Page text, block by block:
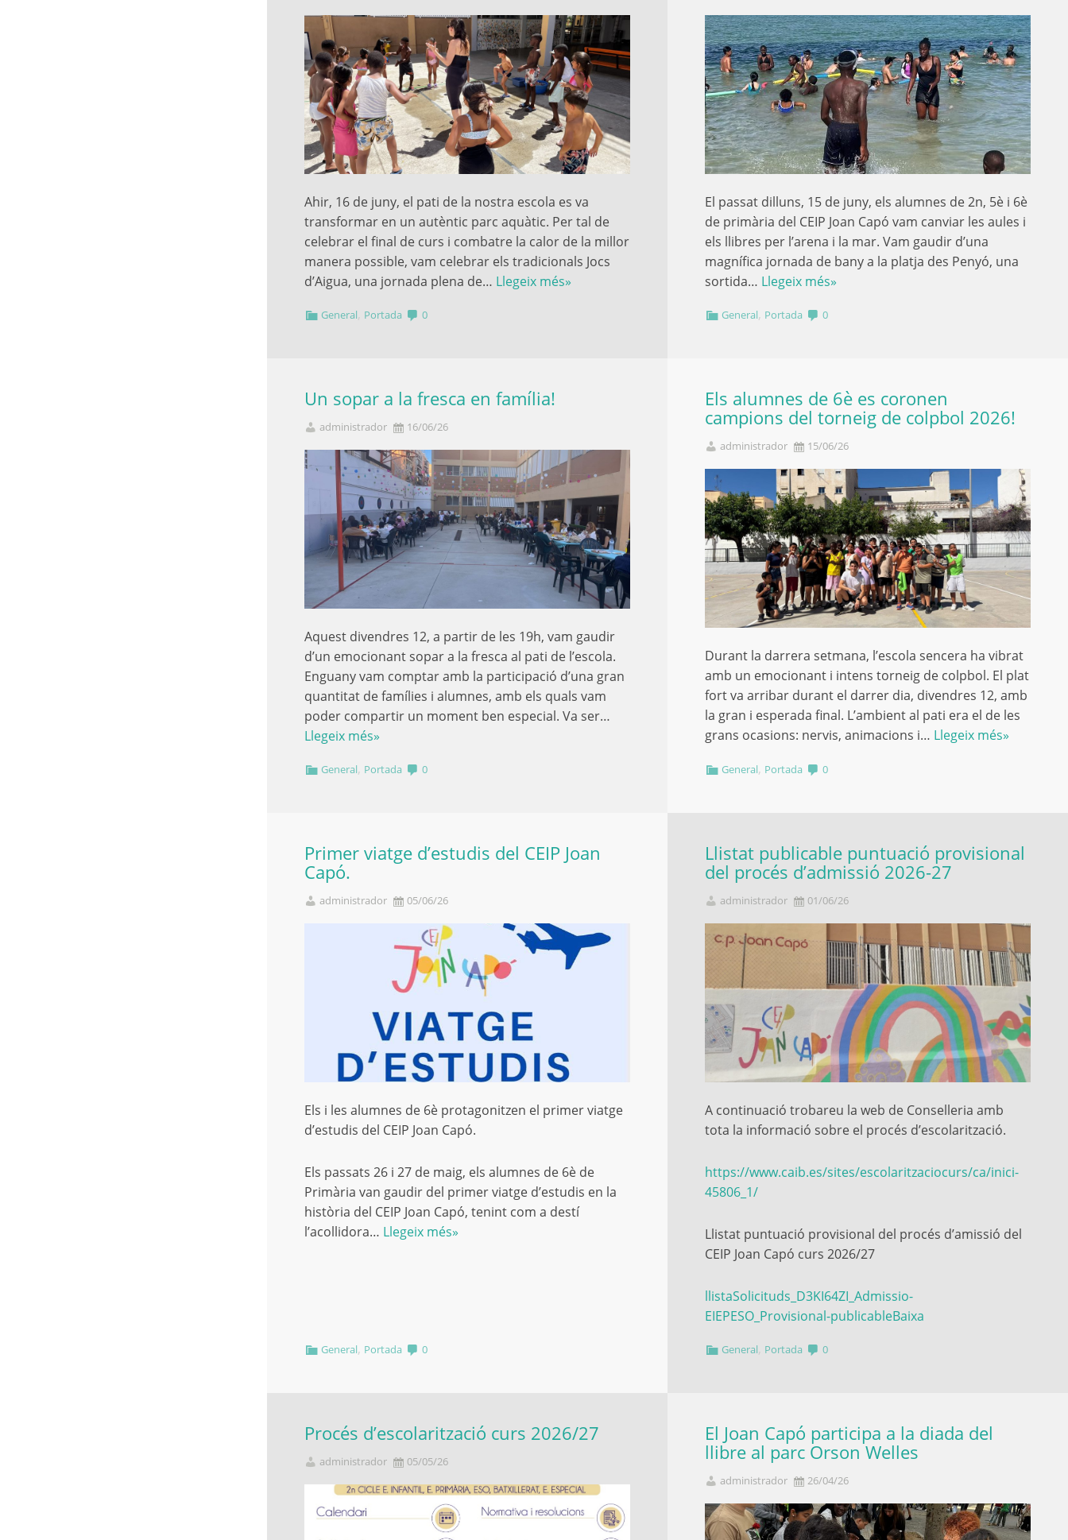
Ahir, 16 de juny, el pati de la nostra escola es va
transformar en un autèntic parc aquàtic. Per tal de
celebrar el final de curs i combatre la calor de la millor
manera possible, vam celebrar els tradicionals Jocs
d’Aigua, una jornada plena de… Llegeix més»
General Portada 0
El passat dilluns, 15 de juny, els alumnes de 2n, 5è i 6è
de primària del CEIP Joan Capó vam canviar les aules i
els llibres per l’arena i la mar. Vam gaudir d’una
magnífica jornada de bany a la platja des Penyó, una
sortida… Llegeix més»
General, Portada 0
Un sopar a la fresca en família!
administrador 16/06/26
Aquest divendres 12, a partir de les 19h, vam gaudir
d’un emocionant sopar a la fresca al pati de l’escola.
Enguany vam comptar amb la participació d’una gran
quantitat de famílies i alumnes, amb els quals vam
poder compartir un moment ben especial. Va ser…
Llegeix més»
General, Portada 0
Els alumnes de 6è es coronen
campions del torneig de colpbol 2026!
administrador 15/06/26
Durant la darrera setmana, l’escola sencera ha vibrat
amb un emocionant i intens torneig de colpbol. El plat
fort va arribar durant el darrer dia, divendres 12, amb
la gran i esperada final. L’ambient al pati era el de les
grans ocasions: nervis, animacions i… Llegeix més»
General, Portada 0
Primer viatge d’estudis del CEIP Joan
Capó.
administrador 05/06/26
Els i les alumnes de 6è protagonitzen el primer viatge
d’estudis del CEIP Joan Capó.
Els passats 26 i 27 de maig, els alumnes de 6è de
Primària van gaudir del primer viatge d’estudis en la
història del CEIP Joan Capó, tenint com a destí
l’acollidora… Llegeix més»
General, Portada 0
Llistat publicable puntuació provisional
del procés d’admissió 2026-27
administrador 01/06/26
A continuació trobareu la web de Conselleria amb
tota la informació sobre el procés d’escolarització.
https://www.caib.es/sites/escolaritzaciocurs/ca/inici-
45806_1/
Llistat puntuació provisional del procés d’amissió del
CEIP Joan Capó curs 2026/27
llistaSolicituds_D3KI64ZI_Admissio-
EIEPESO_Provisional-publicableBaixa
General Portada 0
Procés d’escolarització curs 2026/27
administrador 05/05/26
El Joan Capó participa a la diada del
llibre al parc Orson Welles
administrador 26/04/26